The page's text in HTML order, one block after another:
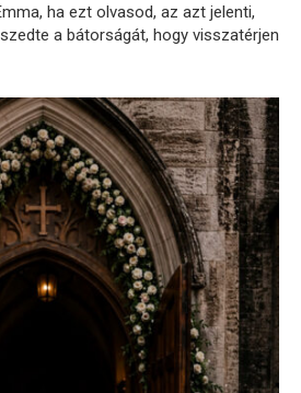
​​​​ha ezt olvasod, az azt jelenti,
a bátorságát, hogy visszatérjen